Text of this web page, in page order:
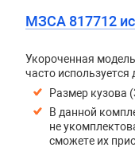
МЗСА 817712
Укороченная
часто используется
Размер кузова
В данной
не
сможете их